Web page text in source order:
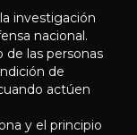
investigación
nacional.
de las personas
de
actúen
y el principio